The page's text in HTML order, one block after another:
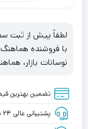
مدللطفاً پیش از ثبت
با فروشنده هماهنگ
نوسانات بازار،
تضمین بهترین
پشتیبانی عالی ۲۴ ساعته، ۷ روز هفته